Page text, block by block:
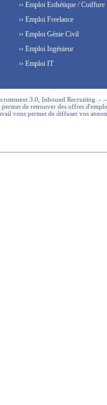
›› Emploi Esthétique / Coiffure
›› Emploi Freelance
›› Emploi Génie Civil
›› Emploi Ingénieur
›› Emploi IT
3.0, Inbound Recruiting .-
permet de retrouver des offres
vous permet de diffuser vos